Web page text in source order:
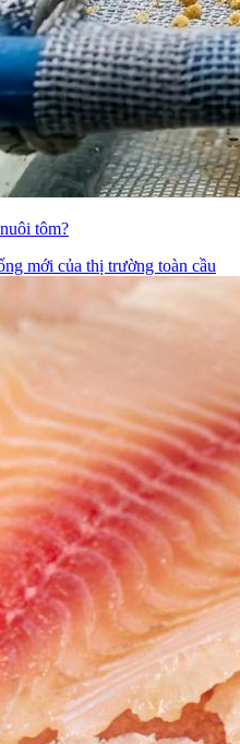
tôm?
mới của thị trường toàn cầu